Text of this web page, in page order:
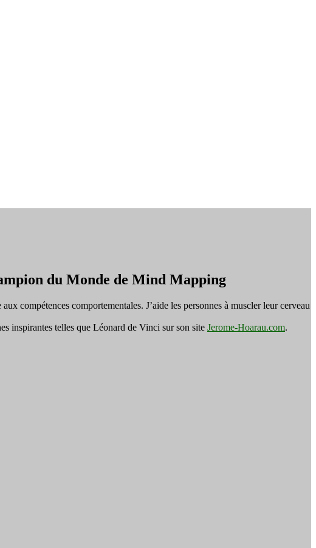
du Monde de Mind Mapping
compétences comportementales. J’aide les personnes à muscler leur cerveau
inspirantes telles que Léonard de Vinci sur son site Jerome-Hoarau.com.